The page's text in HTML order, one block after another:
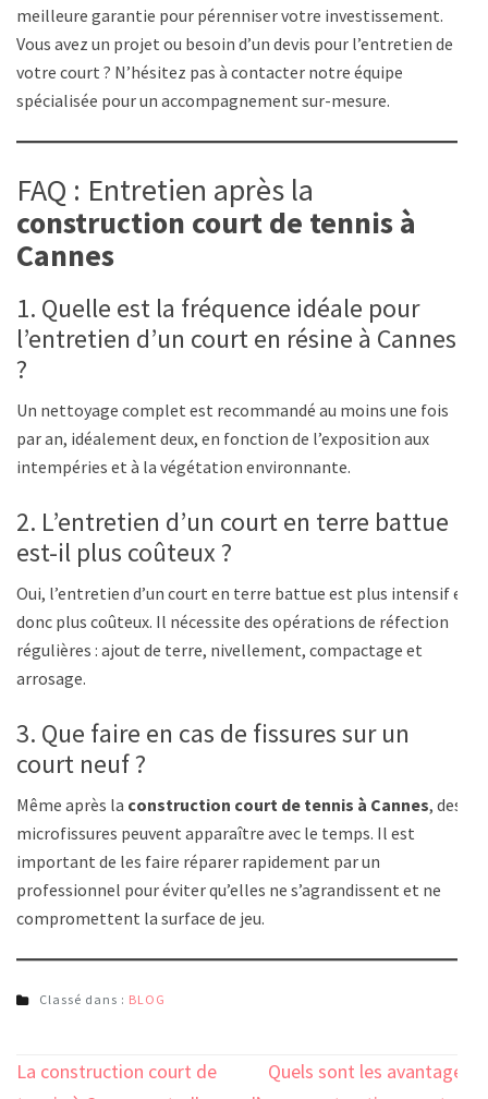
meilleure garantie pour pérenniser votre investissement.
Vous avez un projet ou besoin d’un devis pour l’entretien de
votre court ? N’hésitez pas à contacter notre équipe
spécialisée pour un accompagnement sur-mesure.
FAQ : Entretien après la
construction court de tennis à
Cannes
1. Quelle est la fréquence idéale pour
l’entretien d’un court en résine à Cannes
?
Un nettoyage complet est recommandé au moins une fois
par an, idéalement deux, en fonction de l’exposition aux
intempéries et à la végétation environnante.
2. L’entretien d’un court en terre battue
est-il plus coûteux ?
Oui, l’entretien d’un court en terre battue est plus intensif et
donc plus coûteux. Il nécessite des opérations de réfection
régulières : ajout de terre, nivellement, compactage et
arrosage.
3. Que faire en cas de fissures sur un
court neuf ?
Même après la construction court de tennis à Cannes, des
microfissures peuvent apparaître avec le temps. Il est
important de les faire réparer rapidement par un
professionnel pour éviter qu’elles ne s’agrandissent et ne
compromettent la surface de jeu.
Classé dans : BLOG
Navigation
La construction court de
Quels sont les avantages